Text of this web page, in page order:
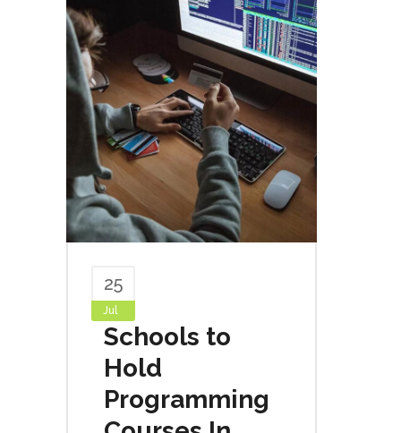
25
Jul
Schools to
Hold
Programming